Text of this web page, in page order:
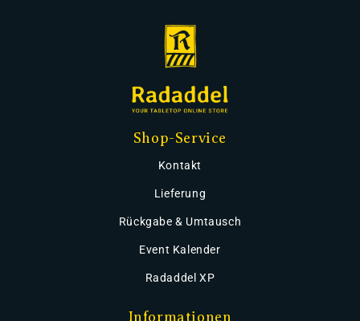
Shop-Service
Kontakt
Lieferung
Rückgabe & Umtausch
Event Kalender
Radaddel XP
Informationen